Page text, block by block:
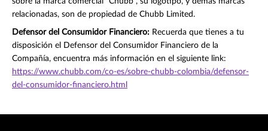
relacionadas, son de propiedad de Chubb Limited.
Defensor del Consumidor Financiero: Recuerda que tienes a tu
disposición el Defensor del Consumidor Financiero de la
Compañía, encuentra más información en el siguiente link:
https://www.chubb.com/co-es/sobre-chubb-colombia/defensor-
del-consumidor-financiero.html